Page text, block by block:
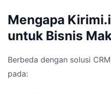
Mengapa
untuk Bisnis
Berbeda dengan solusi
pada: